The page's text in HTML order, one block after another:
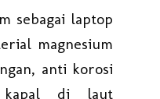
sebagai laptop
magnesium
anti korosi
kapal di laut